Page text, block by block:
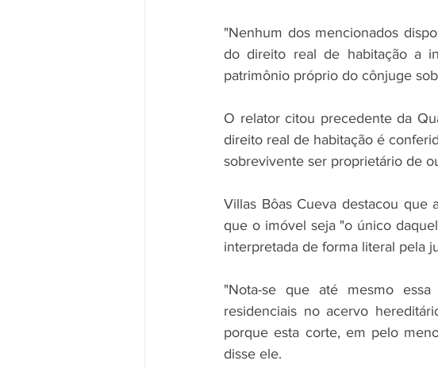
"Nenhum dos mencionados
do direito real de habitação a
patrimônio próprio do cônjuge
O relator citou precedente da
direito real de habitação é
sobrevivente ser proprietário de
Villas Bôas Cueva destacou que
que o imóvel seja "o único
interpretada de forma literal pela
"Nota-se que até mesmo
residenciais no acervo
porque esta corte, em pelo
disse ele.